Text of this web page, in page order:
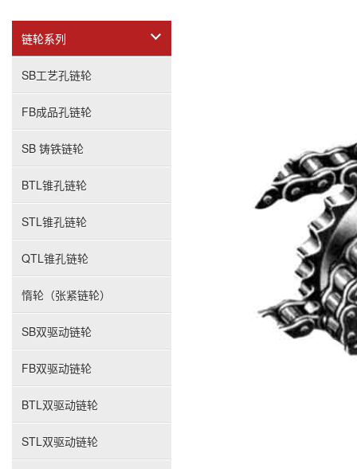
链轮系列
SB工艺孔链轮
FB成品孔链轮
SB 铸铁链轮
BTL锥孔链轮
STL锥孔链轮
QTL锥孔链轮
惰轮（张紧链轮）
SB双驱动链轮
FB双驱动链轮
BTL双驱动链轮
STL双驱动链轮